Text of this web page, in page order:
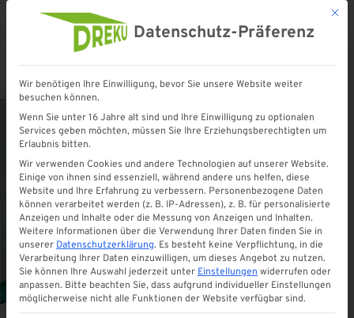
Startseite»Shop»VSG Glas 10 mm | LEICHTGRAU | Stopsol Susi Sonnenschutzglas
Mit
Datenschutz-Präferenz
Wir benötigen Ihre Einwilligung, bevor Sie unsere Website weiter
besuchen können.
Wenn Sie unter 16 Jahre alt sind und Ihre Einwilligung zu optionalen
Services geben möchten, müssen Sie Ihre Erziehungsberechtigten um
Erlaubnis bitten.
Wir verwenden Cookies und andere Technologien auf unserer Website.
Einige von ihnen sind essenziell, während andere uns helfen, diese
Website und Ihre Erfahrung zu verbessern. Personenbezogene Daten
können verarbeitet werden (z. B. IP-Adressen), z. B. für personalisierte
Anzeigen und Inhalte oder die Messung von Anzeigen und Inhalten.
Weitere Informationen über die Verwendung Ihrer Daten finden Sie in
unserer Datenschutzerklärung. Es besteht keine Verpflichtung, in die
Verarbeitung Ihrer Daten einzuwilligen, um dieses Angebot zu nutzen.
Sie können Ihre Auswahl jederzeit unter Einstellungen widerrufen oder
anpassen. Bitte beachten Sie, dass aufgrund individueller Einstellungen
möglicherweise nicht alle Funktionen der Website verfügbar sind.